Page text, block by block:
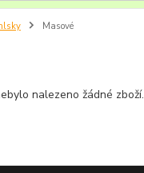
Masové
nalezeno žádné zboží.